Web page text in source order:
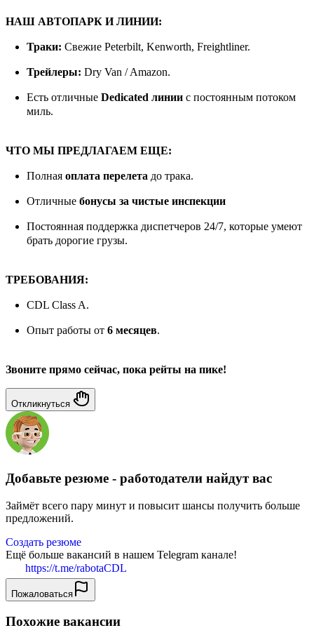
НАШ АВТОПАРК И ЛИНИИ:
Траки: Свежие Peterbilt, Kenworth, Freightliner.
Трейлеры: Dry Van / Amazon.
Есть отличные Dedicated линии с постоянным потоком
миль.
ЧТО МЫ ПРЕДЛАГАЕМ ЕЩЕ:
Полная оплата перелета до трака.
Отличные бонусы за чистые инспекции
Постоянная поддержка диспетчеров 24/7, которые умеют
брать дорогие грузы.
ТРЕБОВАНИЯ:
CDL Class A.
Опыт работы от 6 месяцев.
Звоните прямо сейчас, пока рейты на пике!
Откликнуться
Добавьте резюме - работодатели найдут вас
Займёт всего пару минут и повысит шансы получить больше
предложений.
Создать резюме
Ещё больше вакансий в нашем Telegram канале!
https://t.me/rabotaCDL
Пожаловаться
Похожие вакансии